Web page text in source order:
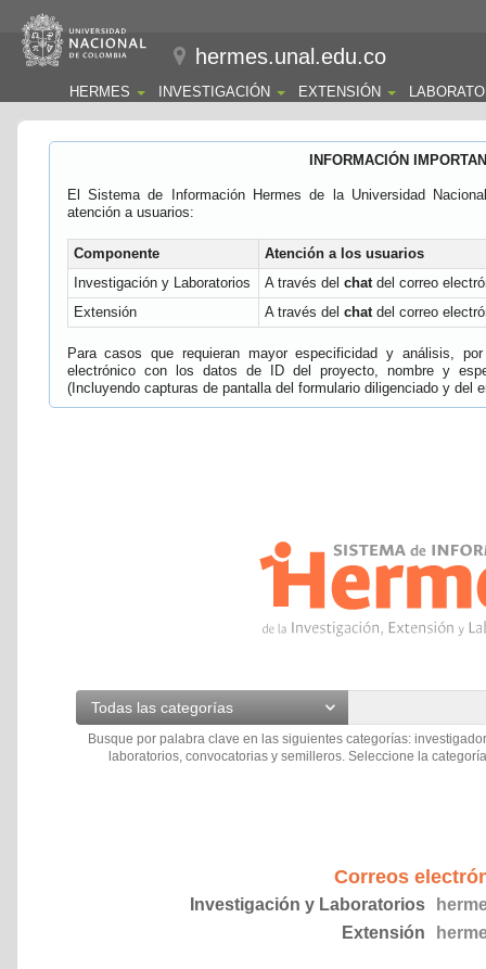
hermes.unal.edu.co
HERMES INVESTIGACIÓN EXTENSIÓN
INFORMACIÓN
El Sistema de Información Hermes de la Universidad
atención a usuarios:
Componente
Atención a los usuarios
Investigación y Laboratorios
A través del chatdel correo
Extensión
A través del chatdel correo
Para casos que requieran mayor especificidad y análisis,
electrónico con los datos de ID del proyecto, nombre y
(Incluyendo capturas de pantalla del formulario diligenciado y del
Todas las categorías
Busque por palabra clave en las siguientes categorías:
laboratorios, convocatorias y semilleros. Seleccione la
Correos
Investigación y Laboratorios
Extensión